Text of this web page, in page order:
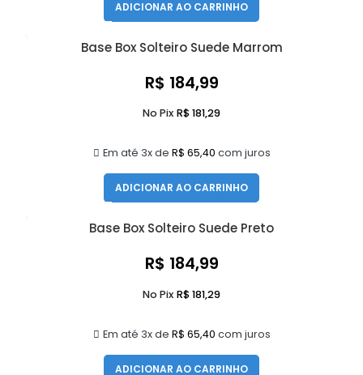
ADICIONAR AO CARRINHO
Base Box Solteiro Suede Marrom
R$ 184,99
Em até 3x de R$ 65,40 com juros
No Pix R$181,29
ADICIONAR AO CARRINHO
Base Box Solteiro Suede Preto
R$ 184,99
Em até 3x de R$ 65,40 com juros
No Pix R$181,29
ADICIONAR AO CARRINHO